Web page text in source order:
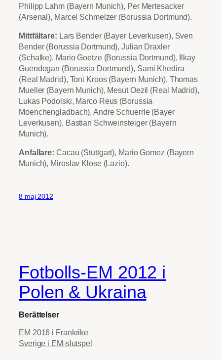
Philipp Lahm (Bayern Munich), Per Mertesacker
(Arsenal), Marcel Schmelzer (Borussia Dortmund).
Mittfältare: Lars Bender (Bayer Leverkusen), Sven
Bender (Borussia Dortmund), Julian Draxler
(Schalke), Mario Goetze (Borussia Dortmund), Ilkay
Guendogan (Borussia Dortmund), Sami Khedira
(Real Madrid), Toni Kroos (Bayern Munich), Thomas
Mueller (Bayern Munich), Mesut Oezil (Real Madrid),
Lukas Podolski, Marco Reus (Borussia
Moenchengladbach), Andre Schuerrle (Bayer
Leverkusen), Bastian Schweinsteiger (Bayern
Munich).
Anfallare: Cacau (Stuttgart), Mario Gomez (Bayern
Munich), Miroslav Klose (Lazio).
8 maj 2012
Fotbolls-EM 2012 i
Polen & Ukraina
Berättelser
EM 2016 i Frankrike
Sverige i EM-slutspel